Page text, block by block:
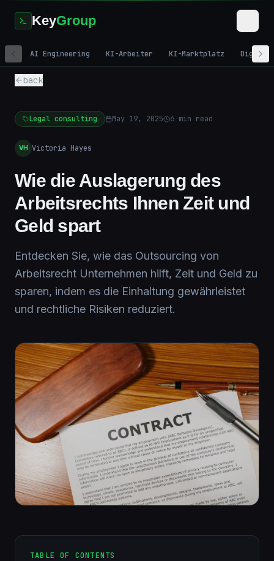
KeyGroup
AI Engineering KI-Arbeiter KI-Marktplatz
back
Legal consulting May 19, 2025 6 min read
VH Victoria Hayes
Wie die Auslagerung des
Arbeitsrechts Ihnen Zeit und
Geld spart
Entdecken Sie, wie das Outsourcing von
Arbeitsrecht Unternehmen hilft, Zeit und Geld zu
sparen, indem es die Einhaltung gewährleistet
und rechtliche Risiken reduziert.
TABLE OF CONTENTS